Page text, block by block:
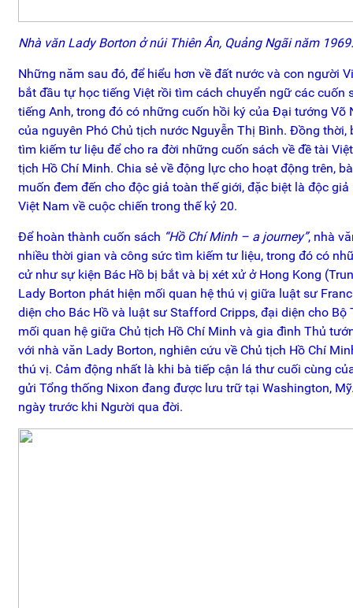
Nhà văn Lady Borton ở núi Thiên Ân, Quảng Ngãi năm
Những năm sau đó, để hiểu hơn về đất nước và con người
bắt đầu tự học tiếng Việt rồi tìm cách chuyển ngữ các cuốn
tiếng Anh, trong đó có những cuốn hồi ký của Đại tướng Võ
của nguyên Phó Chủ tịch nước Nguyễn Thị Bình. Đồng thời,
tìm kiếm tư liệu để cho ra đời những cuốn sách về đề tài
tịch Hồ Chí Minh. Chia sẻ về động lực cho hoạt động trên,
muốn đem đến cho độc giả toàn thế giới, đặc biệt là độc
Việt Nam về cuộc chiến trong thế kỷ 20.
Để hoàn thành cuốn sách “Hồ Chí Minh – a journey”, nhà
nhiều thời gian và công sức tìm kiếm tư liệu, trong đó có
cử như sự kiện Bác Hồ bị bắt và bị xét xử ở Hong Kong
Lady Borton phát hiện mối quan hệ thú vị giữa luật sư
diện cho Bác Hồ và luật sư Stafford Cripps, đại diện cho Bộ
mối quan hệ giữa Chủ tịch Hồ Chí Minh và gia đình Thủ
với nhà văn Lady Borton, nghiên cứu về Chủ tịch Hồ Chí
thú vị. Cảm động nhất là khi bà tiếp cận lá thư cuối cùng
gửi Tổng thống Nixon đang được lưu trữ tại Washington,
ngày trước khi Người qua đời.